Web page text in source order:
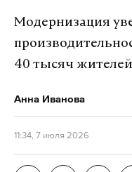
Модернизация
40 тысяч жителей
Анна Иванова
11:34, 7 июля 2026